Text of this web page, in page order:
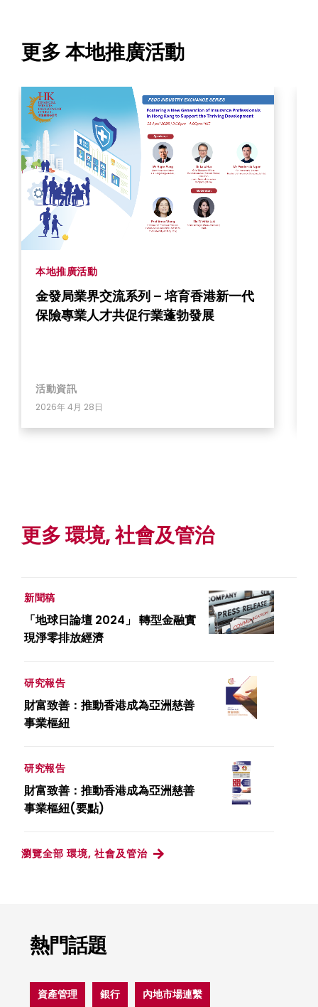
更多 本地推廣活動
本地推廣活動
金發局業界交流系列 – 培育香港新一代
保險專業人才共促行業蓬勃發展
活動資訊
2026年 4月 28日
更多 環境, 社會及管治
新聞稿
「地球日論壇 2024」 轉型金融實
現淨零排放經濟
研究報告
財富致善：推動香港成為亞洲慈善
事業樞紐
研究報告
財富致善：推動香港成為亞洲慈善
事業樞紐(要點)
瀏覽全部 環境, 社會及管治
熱門話題
資產管理 銀行 內地市場連繫